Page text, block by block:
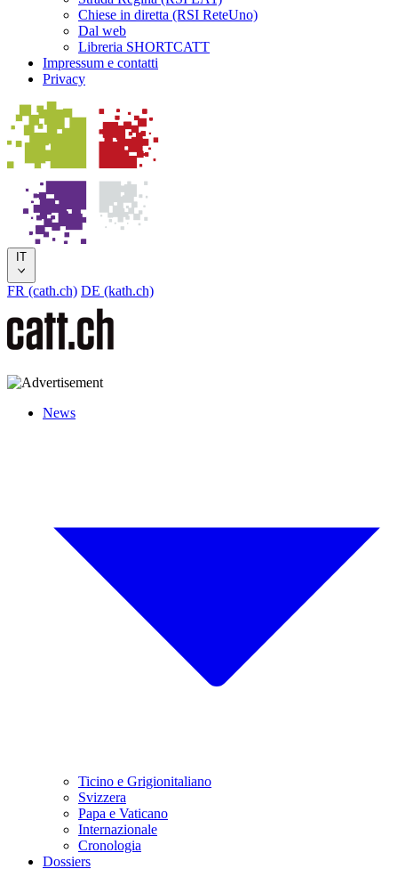
Chiese in diretta (RSI ReteUno)
Dal web
Libreria SHORTCATT
Impressum e contatti
Privacy
IT
FR (cath.ch) DE (kath.ch)
News
Ticino e Grigionitaliano
Svizzera
Papa e Vaticano
Internazionale
Cronologia
Dossiers